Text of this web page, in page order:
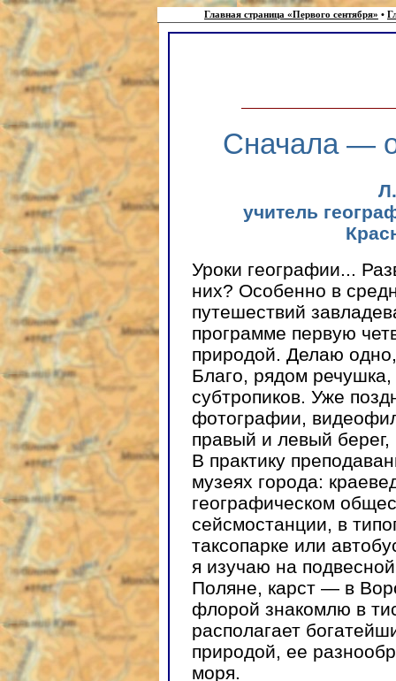
Главная страница «Первого сентября» •
Сначала —
учитель
Уроки географии...
них? Особенно в
путешествий
программе первую
природой. Делаю
Благо, рядом
субтропиков. Уже
фотографии,
правый и левый берег,
В практику
музеях города:
географическом
сейсмостанции, в
таксопарке или
я изучаю на
Поляне, карст — в
флорой знакомлю в
располагает
природой, ее
моря.